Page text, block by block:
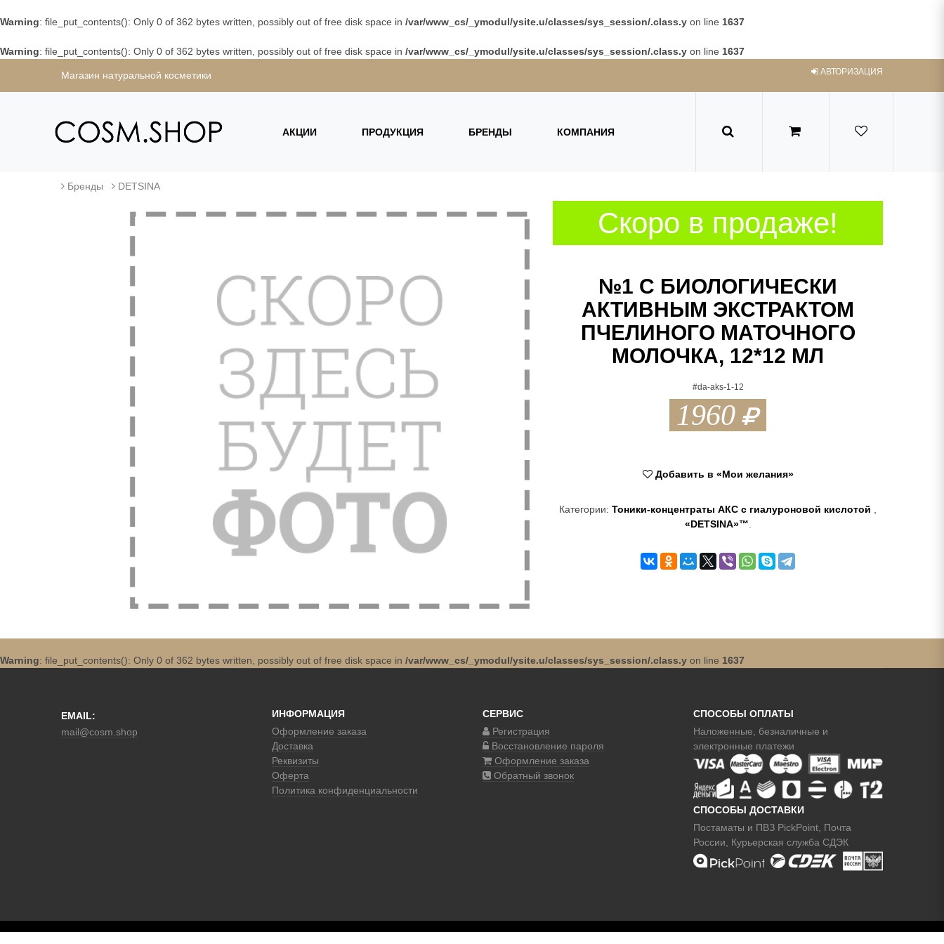
Warning: file_put_contents(): Only 0 of 362 bytes written, possibly out of free disk space in /var/www_cs/_ymodul/ysite.u/classes/sys_session/.class.y on line 1637
Warning: file_put_contents(): Only 0 of 362 bytes written, possibly out of free disk space in /var/www_cs/_ymodul/ysite.u/classes/sys_session/.class.y on line 1637
Магазин натуральной косметики АВТОРИЗАЦИЯ
АКЦИИ ПРОДУКЦИЯ БРЕНДЫ КОМПАНИЯ
Бренды DETSINA
Скоро в продаже!
№1 С БИОЛОГИЧЕСКИ
АКТИВНЫМ ЭКСТРАКТОМ
ПЧЕЛИНОГО МАТОЧНОГО
МОЛОЧКА, 12*12 МЛ
#da-aks-1-12
1960
Добавить в «Мои желания»
Категории: Тоники-концентраты АКС с гиалуроновой кислотой
«DETSINA»™
Warning: file_put_contents(): Only 0 of 362 bytes written, possibly out of free disk space in /var/www_cs/_ymodul/ysite.u/classes/sys_session/.class.y on line 1637
EMAIL:
mail@cosm.shop
ИНФОРМАЦИЯ
Оформление заказа
Доставка
Реквизиты
Оферта
Политика конфиденциальности
СЕРВИС
Регистрация
Восстановление пароля
Оформление заказа
Обратный звонок
СПОСОБЫ ОПЛАТЫ
Наложенные , безналичные и
электронные платежи
СПОСОБЫ ДОСТАВКИ
Постаматы и ПВЗ PickPoint, Почта
России, Курьерская служба СДЭК